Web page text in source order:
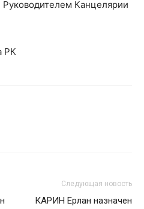
Руководителем Канцелярии
РК
Следующая новость
КАРИН Ерлан назначен